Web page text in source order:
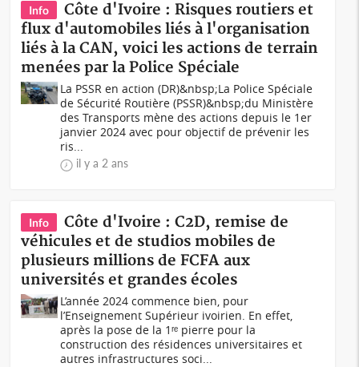
Info
Côte d'Ivoire : Risques routiers et
flux d'automobiles liés à l'organisation
liés à la CAN, voici les actions de terrain
menées par la Police Spéciale
La PSSR en action (DR)&nbsp;La Police Spéciale
de Sécurité Routière (PSSR)&nbsp;du Ministère
des Transports mène des actions depuis le 1er
janvier 2024 avec pour objectif de prévenir les
ris...
il y a 2 ans
Info
Côte d'Ivoire : C2D, remise de
véhicules et de studios mobiles de
plusieurs millions de FCFA aux
universités et grandes écoles
L’année 2024 commence bien, pour
l’Enseignement Supérieur ivoirien. En effet,
après la pose de la 1ʳᵉ pierre pour la
construction des résidences universitaires et
autres infrastructures soci...